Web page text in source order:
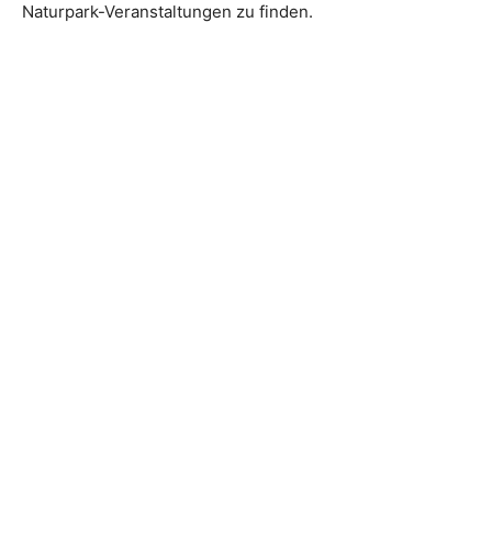
Naturpark-Veranstaltungen zu finden.